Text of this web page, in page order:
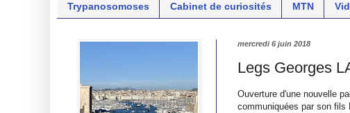
Trypanosomoses Cabinet de curiosités MTN
mercredi 6 juin 2018
Legs Georges
Ouverture d'une nouvelle
communiquées par son fils